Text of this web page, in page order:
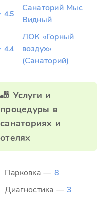
4.5
Санаторий Мыс
Видный
4.4
ЛОК «Горный
воздух»
(Санаторий)
🎳 Услуги и
процедуры в
санаториях и
отелях
Парковка — 8
Диагностика — 3